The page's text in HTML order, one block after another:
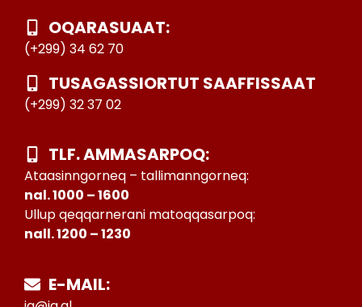
OQARASUAAT:
(+299) 34 62 70
TUSAGASSIORTUT SAAFFISSAAT
(+299) 32 37 02
TLF. AMMASARPOQ:
Ataasinngorneq – tallimanngorneq:
nal. 1000 – 1600
Ullup qeqqarnerani matoqqasarpoq:
nall. 1200 – 1230
E-MAIL: